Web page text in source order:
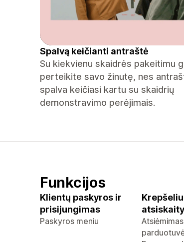
Spalvą keičianti antraštė
Su kiekvienu skaidrės pakeitimu
perteikite savo žinutę, nes
spalva keičiasi kartu su skaidrių
demonstravimo perėjimais.
Funkcijos
Klientų paskyros ir
prisijungimas
Paskyros meniu
Atsiėmimas